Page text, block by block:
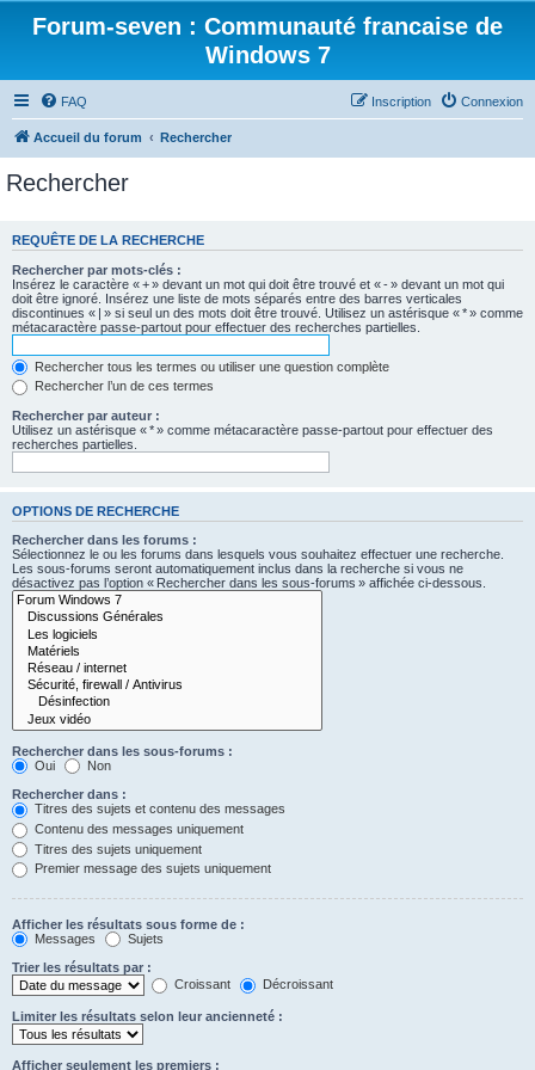
Forum-seven : Communauté francaise de
Windows 7
FAQ Connexion
Inscription
Accueil du forum Rechercher
Rechercher
REQUÊTE DE LA RECHERCHE
Rechercher par mots-clés :
Insérez le caractère « + » devant un mot qui doit être trouvé et « - » devant un mot qui
doit être ignoré. Insérez une liste de mots séparés entre des barres verticales
discontinues « | » si seul un des mots doit être trouvé. Utilisez un astérisque « * » comme
métacaractère passe-partout pour effectuer des recherches partielles.
Rechercher tous les termes ou utiliser une question complète
Rechercher l’un de ces termes
Rechercher par auteur :
Utilisez un astérisque « * » comme métacaractère passe-partout pour effectuer des
recherches partielles.
OPTIONS DE RECHERCHE
Rechercher dans les forums :
Sélectionnez le ou les forums dans lesquels vous souhaitez effectuer une recherche.
Les sous-forums seront automatiquement inclus dans la recherche si vous ne
désactivez pas l’option « Rechercher dans les sous-forums » affichée ci-dessous.
Rechercher dans les sous-forums :
Oui
Non
Rechercher dans :
Titres des sujets et contenu des messages
Contenu des messages uniquement
Titres des sujets uniquement
Premier message des sujets uniquement
Afficher les résultats sous forme de :
Messages
Sujets
Trier les résultats par :
Croissant
Décroissant
Limiter les résultats selon leur ancienneté :
Afficher seulement les premiers :